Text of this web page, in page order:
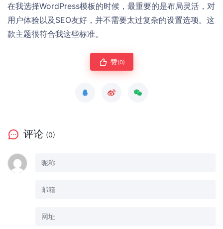
在我选择WordPress模板的时候，最重要的是布局灵活，对
用户体验以及SEO友好，并不需要太过复杂的设置选项。这
款主题很符合我这些标准。
赞(0)
评论 (0)